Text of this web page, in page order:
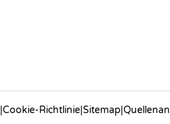
|Cookie-Richtlinie|Sitemap|